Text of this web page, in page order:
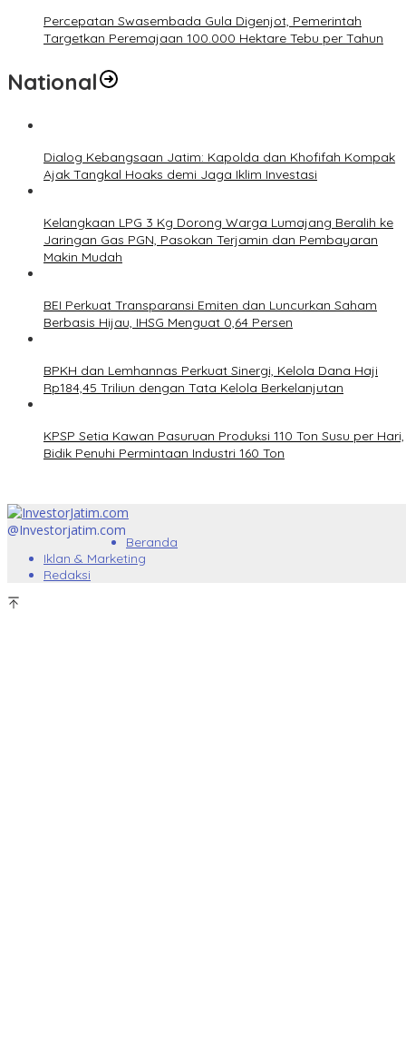
Percepatan Swasembada Gula Digenjot, Pemerintah
Targetkan Peremajaan 100.000 Hektare Tebu per Tahun
National
Dialog Kebangsaan Jatim: Kapolda dan Khofifah Kompak
Ajak Tangkal Hoaks demi Jaga Iklim Investasi
Kelangkaan LPG 3 Kg Dorong Warga Lumajang Beralih ke
Jaringan Gas PGN, Pasokan Terjamin dan Pembayaran
Makin Mudah
BEI Perkuat Transparansi Emiten dan Luncurkan Saham
Berbasis Hijau, IHSG Menguat 0,64 Persen
BPKH dan Lemhannas Perkuat Sinergi, Kelola Dana Haji
Rp184,45 Triliun dengan Tata Kelola Berkelanjutan
KPSP Setia Kawan Pasuruan Produksi 110 Ton Susu per Hari,
Bidik Penuhi Permintaan Industri 160 Ton
@Investorjatim.com
Beranda
Iklan & Marketing
Redaksi